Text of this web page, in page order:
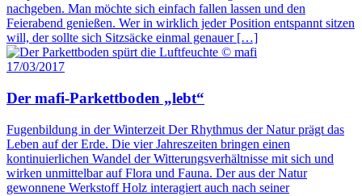
nachgeben. Man möchte sich einfach fallen lassen und den
Feierabend genießen. Wer in wirklich jeder Position entspannt sitzen
will, der sollte sich Sitzsäcke einmal genauer […]
17/03/2017
Der mafi-Parkettboden „lebt“
Fugenbildung in der Winterzeit Der Rhythmus der Natur prägt das
Leben auf der Erde. Die vier Jahreszeiten bringen einen
kontinuierlichen Wandel der Witterungsverhältnisse mit sich und
wirken unmittelbar auf Flora und Fauna. Der aus der Natur
gewonnene Werkstoff Holz interagiert auch nach seiner